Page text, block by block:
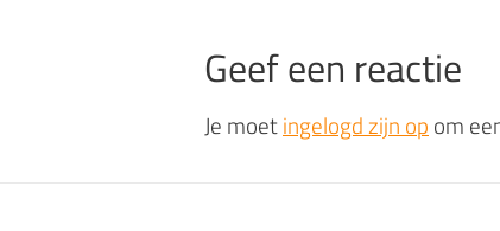
Geef een reactie
Je moetingelogd zijn op om